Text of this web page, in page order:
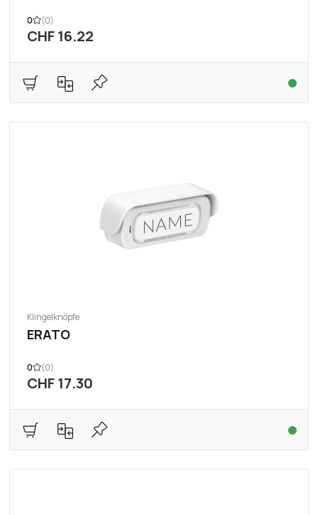
0 (0)
CHF 16.22
Klingelknöpfe
ERATO
0 (0)
CHF 17.30